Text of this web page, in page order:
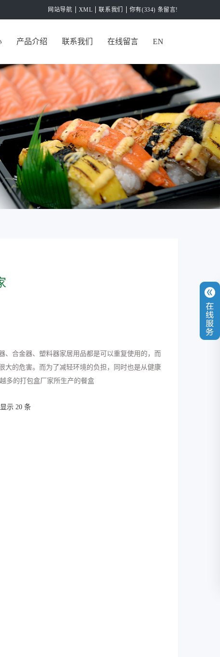
网站导航 XML 联系我们 你有(334) 条留言!
产品介绍 联系我们 在线留言 EN
、合金器、塑料器家居用品都是可以重复使用的，而
大的危害。而为了减轻环境的负担，同时也是从健康
多的打包盒厂家所生产的餐盒
示 20 条